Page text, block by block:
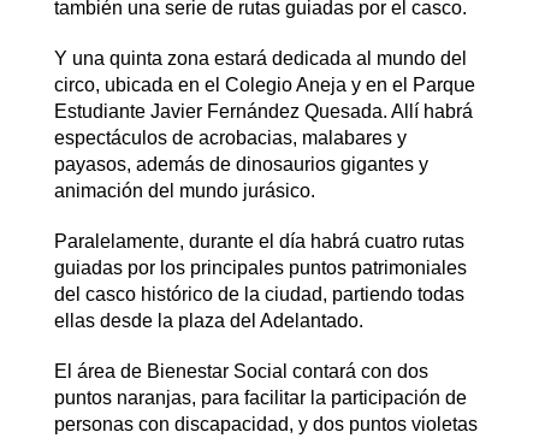
también una serie de rutas guiadas por el casco.
Y una quinta zona estará dedicada al mundo del
circo, ubicada en el Colegio Aneja y en el Parque
Estudiante Javier Fernández Quesada. Allí habrá
espectáculos de acrobacias, malabares y
payasos, además de dinosaurios gigantes y
animación del mundo jurásico.
Paralelamente, durante el día habrá cuatro rutas
guiadas por los principales puntos patrimoniales
del casco histórico de la ciudad, partiendo todas
ellas desde la plaza del Adelantado.
El área de Bienestar Social contará con dos
puntos naranjas, para facilitar la participación de
personas con discapacidad, y dos puntos violetas